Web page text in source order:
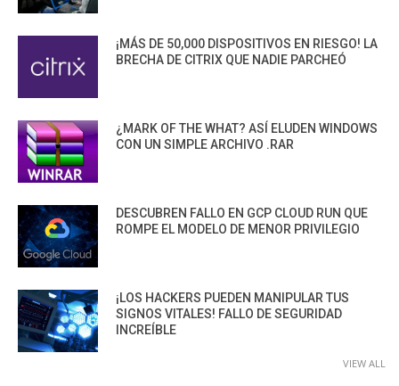
¡MÁS DE 50,000 DISPOSITIVOS EN RIESGO! LA
BRECHA DE CITRIX QUE NADIE PARCHEÓ
¿MARK OF THE WHAT? ASÍ ELUDEN WINDOWS
CON UN SIMPLE ARCHIVO .RAR
DESCUBREN FALLO EN GCP CLOUD RUN QUE
ROMPE EL MODELO DE MENOR PRIVILEGIO
¡LOS HACKERS PUEDEN MANIPULAR TUS
SIGNOS VITALES! FALLO DE SEGURIDAD
INCREÍBLE
VIEW ALL